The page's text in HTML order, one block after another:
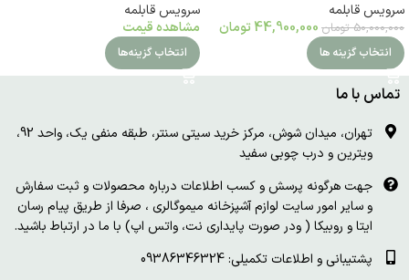
سرویس قابلمه
50,000,000 تومان 44,900,000 تومان
انتخاب گزینه ها
سرویس قابلمه
مشاهده قیمت
انتخاب گزینه‌ها
تماس با ما
تهران، میدان شوش، مرکز خرید سیتی سنتر، طبقه منفی یک، واحد 92،
ویترین و درب چوبی سفید
جهت هرگونه پرسش و کسب اطلاعات درباره محصولات و ثبت سفارش
و سایر امور سایت لوازم آشپزخانه میموگالری ، صرفا از طریق پیام رسان
ایتا و روبیکا ( ودر صورت پایداری نت، واتس اپ) با ما در ارتباط باشید.
پشتیبانی و اطلاعات تکمیلی: 09386346324